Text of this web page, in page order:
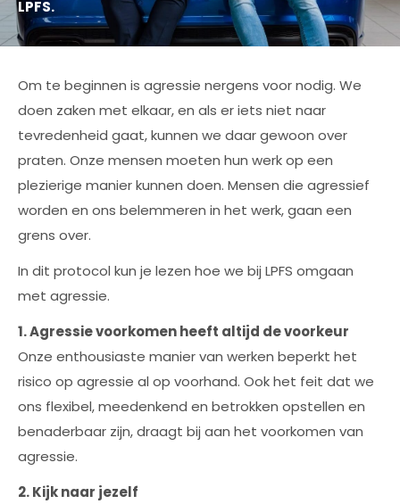
LPFS.
Om te beginnen is agressie nergens voor nodig. We
doen zaken met elkaar, en als er iets niet naar
tevredenheid gaat, kunnen we daar gewoon over
praten. Onze mensen moeten hun werk op een
plezierige manier kunnen doen. Mensen die agressief
worden en ons belemmeren in het werk, gaan een
grens over.
In dit protocol kun je lezen hoe we bij LPFS omgaan
met agressie.
1. Agressie voorkomen heeft altijd de voorkeur
Onze enthousiaste manier van werken beperkt het
risico op agressie al op voorhand. Ook het feit dat we
ons flexibel, meedenkend en betrokken opstellen en
benaderbaar zijn, draagt bij aan het voorkomen van
agressie.
2. Kijk naar jezelf